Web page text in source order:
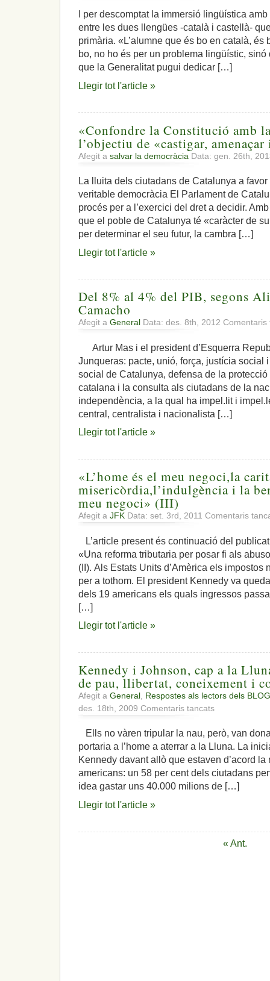
I per descomptat la immersió lingüística
entre les dues llengües -català i castellà-
primària. «L’alumne que és bo en català,
bo, no ho és per un problema lingüístic, sinó
que la Generalitat pugui dedicar […]
Llegir tot l'article »
«Confondre la Constitució amb
l’objectiu de «castigar, amenaçar
Afegit a salvar la democràcia Data: gen. 26th,
La lluita dels ciutadans de Catalunya a favor
veritable democràcia El Parlament de
procés per a l’exercici del dret a decidir.
que el poble de Catalunya té «caràcter de
per determinar el seu futur, la cambra […]
Llegir tot l'article »
Del 8% al 4% del PIB, segons
Camacho
Afegit a General Data: des. 8th, 2012 Comentaris
Artur Mas i el president d’Esquerra
Junqueras: pacte, unió, força, justícia social
social de Catalunya, defensa de la
catalana i la consulta als ciutadans de la
independència, a la qual ha impel.lit i
central, centralista i nacionalista […]
Llegir tot l'article »
«L’home és el meu negoci,la
misericòrdia,l’indulgència i la
meu negoci» (III)
Afegit a JFK Data: set. 3rd, 2011 Comentaris
L’article present és continuació del
«Una reforma tributaria per posar fi als
(II). Als Estats Units d’Amèrica els impostos
per a tothom. El president Kennedy va
dels 19 americans els quals ingressos
[…]
Llegir tot l'article »
Kennedy i Johnson, cap a la
de pau, llibertat, coneixement i
Afegit a General Respostes als lectors dels
des. 18th, 2009 Comentaris tancats
Johnson,
cap
a
la
Lluna:
«Per
llibertat,
Ells no vàren tripular la nau, però, van
portaria a l’home a aterrar a la Lluna. La
Kennedy davant allò que estaven d’acord
americans: un 58 per cent dels ciutadans
idea gastar uns 40.000 milions de […]
Llegir tot l'article »
« Ant.